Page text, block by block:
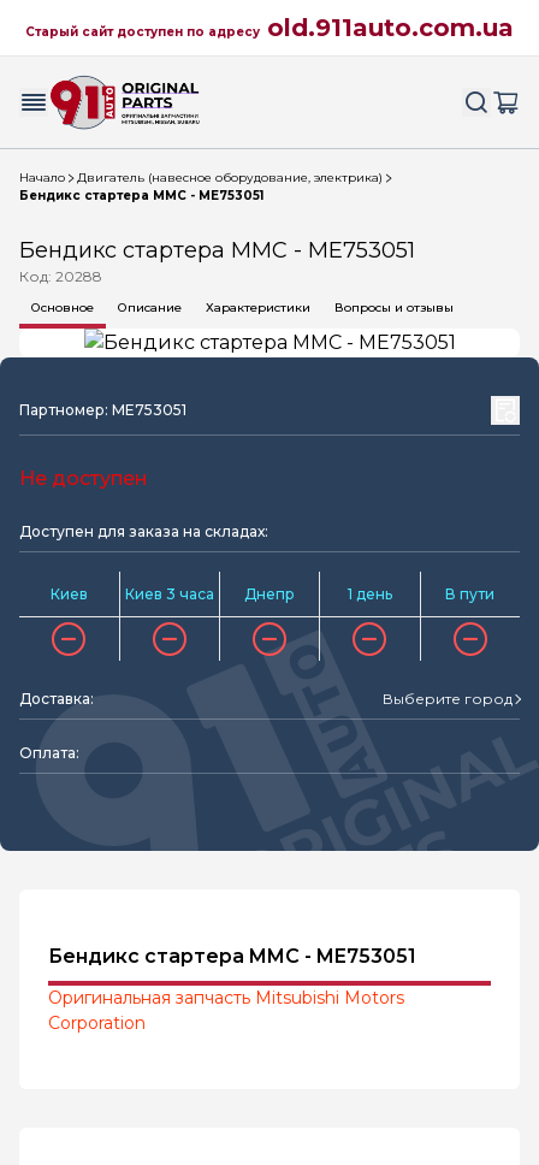
Старый сайт доступен по адресу old.911auto.com.ua
Начало
Двигатель (навесное оборудование, электрика)
Бендикс стартера MMC - ME753051
Бендикс стартера MMC - ME753051
Код: 20288
Основное Описание Характеристики Вопросы и отзывы
Партномер: ME753051
Не доступен
Доступен для заказа на складах:
Киев Киев 3 часа Днепр 1 день В пути
Доставка: Выберите город
Оплата:
Бендикс стартера MMC - ME753051
Оригинальная запчасть Mitsubishi Motors
Corporation